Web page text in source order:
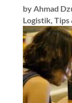
byAhmad
Logistik, Tips